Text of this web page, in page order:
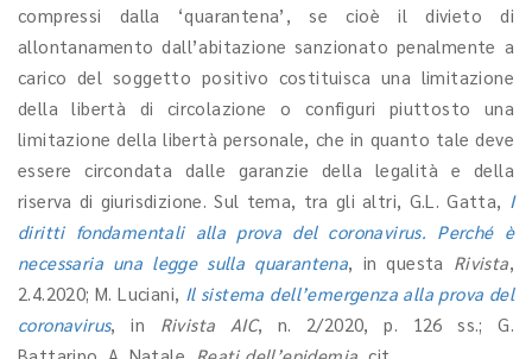
compressi dalla ‘quarantena’, se cioè il divieto di
allontanamento dall’abitazione sanzionato penalmente a
carico del soggetto positivo costituisca una limitazione
della libertà di circolazione o configuri piuttosto una
limitazione della libertà personale, che in quanto tale deve
essere circondata dalle garanzie della legalità e della
riserva di giurisdizione. Sul tema, tra gli altri, G.L. Gatta, I
diritti fondamentali alla prova del coronavirus. Perché è
necessaria una legge sulla quarantena, in questa Rivista,
2.4.2020; M. Luciani, Il sistema dell’emergenza alla prova del
coronavirus, in Rivista AIC, n. 2/2020, p. 126 ss.; G.